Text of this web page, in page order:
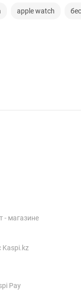
apple watch
- магазине
Kaspi.kz
Pay